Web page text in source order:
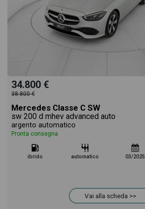
34.800 €
38.800 €
Mercedes Classe C SW
sw 200 d mhev advanced auto
argento automatico
Pronta consegna
ibrido automatico 03/2025
Vai alla scheda >>